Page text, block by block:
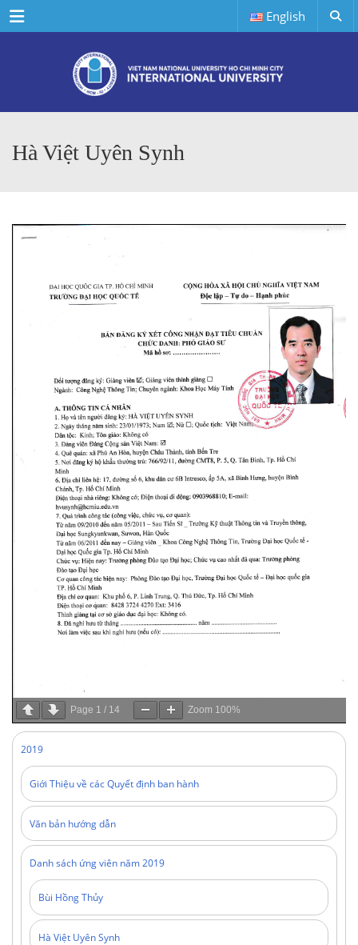
Menu English
Hà Việt Uyên Synh
Page 1 / 14 Zoom 100%
2019
Giới Thiệu về các Quyết định ban hành
Văn bản hướng dẫn
Danh sách ứng viên năm 2019
Bùi Hồng Thủy
Hà Việt Uyên Synh